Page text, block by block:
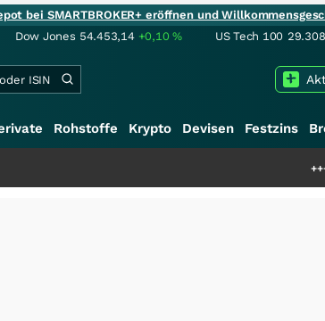
bei SMARTBROKER+ eröffnen und
Dow Jones 54.453,14 +0,10% US Tech 100
Rohstoffe Krypto Devisen Festzins
Schwere